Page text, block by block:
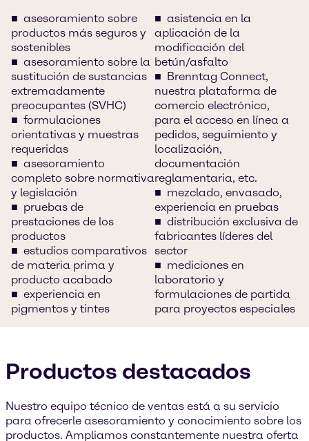
asesoramiento sobre
productos más seguros y
sostenibles
asesoramiento sobre la
sustitución de sustancias
extremadamente
preocupantes (SVHC)
formulaciones
orientativas y muestras
requeridas
asesoramiento
completo sobre normativa
y legislación
pruebas de
prestaciones de los
productos
estudios comparativos
de materia prima y
producto acabado
experiencia en
pigmentos y tintes
asistencia en la
aplicación de la
modificación del
betún/asfalto
Brenntag Connect,
nuestra plataforma de
comercio electrónico,
para el acceso en línea a
pedidos, seguimiento y
localización,
documentación
reglamentaria, etc.
mezclado, envasado,
experiencia en pruebas
distribución exclusiva de
fabricantes líderes del
sector
mediciones en
laboratorio y
formulaciones de partida
para proyectos especiales
Productos destacados
Nuestro equipo técnico de ventas está a su servicio
para ofrecerle asesoramiento y conocimiento sobre los
productos. Ampliamos constantemente nuestra oferta